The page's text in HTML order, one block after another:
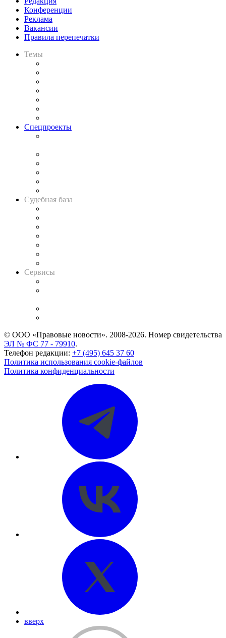
Конференции
Реклама
Вакансии
Правила перепечатки
Темы
Спецпроекты
Судебная база
Сервисы
© ООО «Правовые новости». 2008-2026. Номер свидетельства
ЭЛ № ФС 77 - 79910.
Телефон редакции: +7 (495) 645 37 60
Политика использования cookie-файлов
Политика конфиденциальности
вверх